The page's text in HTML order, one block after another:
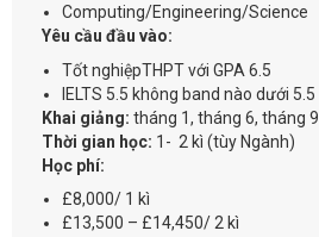
Computing/Engineering/Science
Yêu cầu đầu vào:
Tốt nghiệpTHPT với GPA 6.5
IELTS 5.5 không band nào dưới 5.5
Khai giảng: tháng 1, tháng 6, tháng 9
Thời gian học: 1- 2 kì (tùy Ngành)
Học phí:
£8,000/ 1 kì
£13,500 – £14,450/ 2 kì